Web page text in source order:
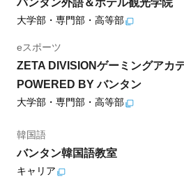
バンタン外語＆ホテル観光学院
大学部・専門部・高等部
eスポーツ
ZETA DIVISIONゲーミングアカ
POWERED BY バンタン
大学部・専門部・高等部
韓国語
バンタン韓国語教室
キャリア